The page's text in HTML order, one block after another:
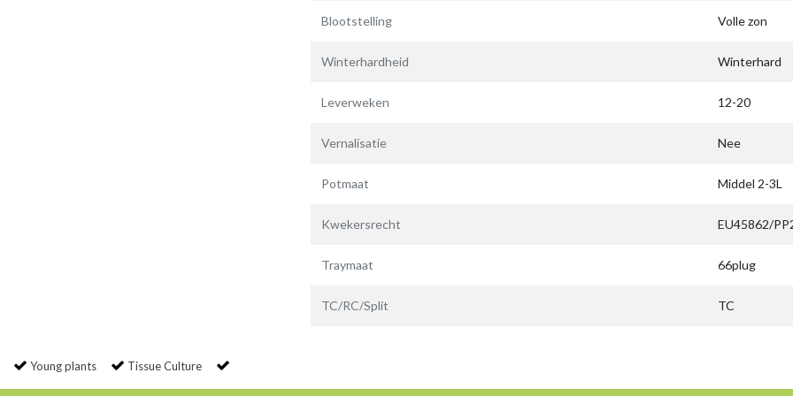
Blootstelling Volle zon
Winterhardheid Winterhard
Leverweken 12-20
Vernalisatie Nee
Potmaat Middel 2-3L
Kwekersrecht EU45862/
Traymaat 66plug
TC/RC/Split TC
Young plants Tissue Culture